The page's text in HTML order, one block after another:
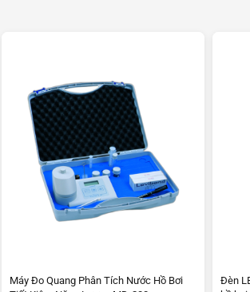
Máy Đo Quang Phân Tích Nước Hồ Bơi
Đèn